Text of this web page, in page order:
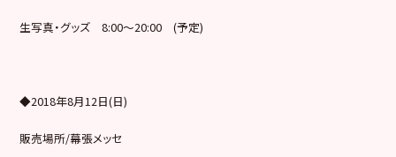
生写真・グッズ 8:00～20:00 (予定)
◆2018年8月12日(日)
販売場所/幕張メッセ